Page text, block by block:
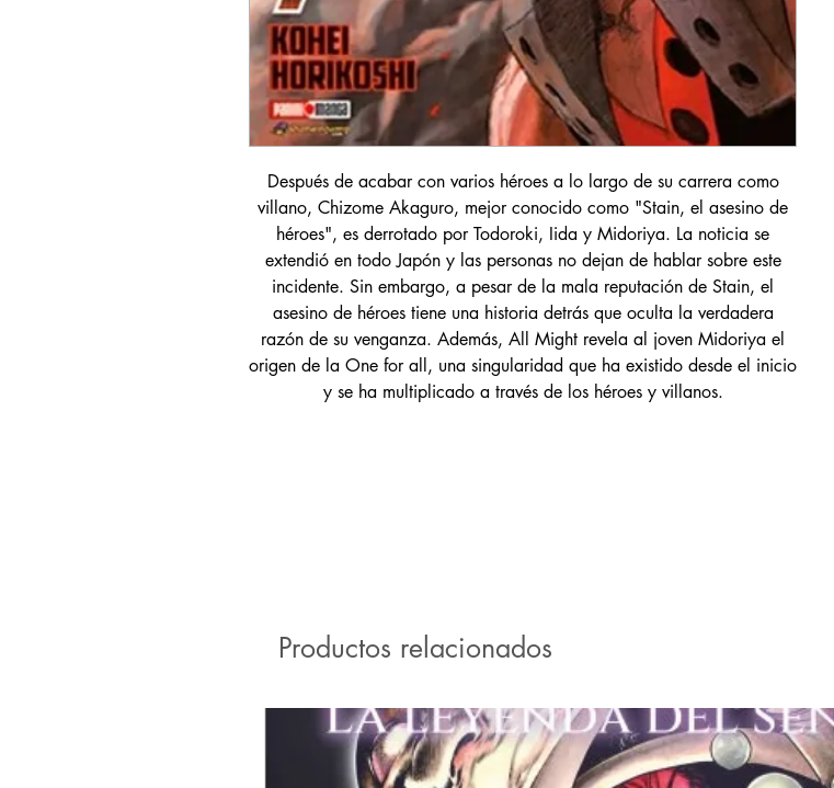
Después de acabar con varios héroes a lo largo de su carrera como
villano, Chizome Akaguro, mejor conocido como "Stain, el asesino de
héroes", es derrotado por Todoroki, Iida y Midoriya. La noticia se
extendió en todo Japón y las personas no dejan de hablar sobre este
incidente. Sin embargo, a pesar de la mala reputación de Stain, el
asesino de héroes tiene una historia detrás que oculta la verdadera
razón de su venganza. Además, All Might revela al joven Midoriya el
origen de la One for all, una singularidad que ha existido desde el inicio
y se ha multiplicado a través de los héroes y villanos.
Productos relacionados